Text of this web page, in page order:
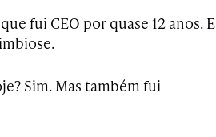
fui CEO por quase 12 anos. E
Sim. Mas também fui